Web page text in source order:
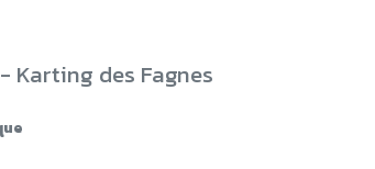
Karting des Fagnes